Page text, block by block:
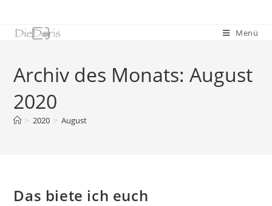
Menü
Archiv des Monats: August
2020
> 2020 > August
Das biete ich euch